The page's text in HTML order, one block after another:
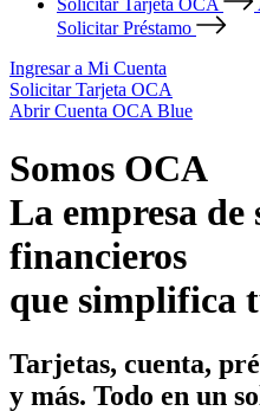
Solicitar Tarjeta OCA
Solicitar Préstamo
Ingresar a Mi Cuenta
Solicitar Tarjeta OCA
Abrir Cuenta OCA Blue
Somos OCA
La empresa de
financieros
que simplifica
Tarjetas, cuenta,
y más. Todo en un